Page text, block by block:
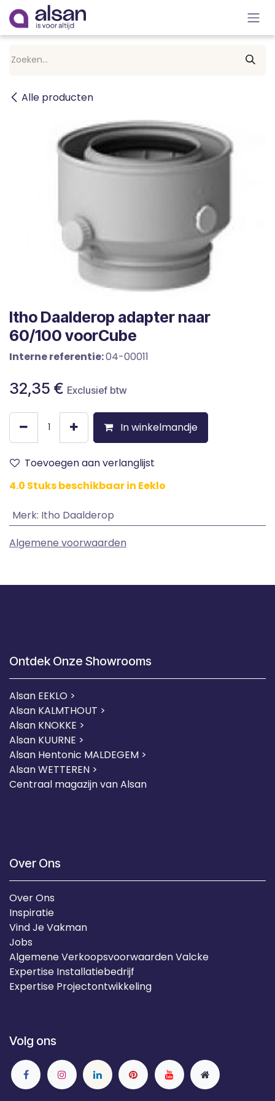
Overslaan naar inhoud
Alle producten
Itho Daalderop adapter naar
60/100 voorCube
Interne referentie:04-00011
32,35 € Exclusief btw
In winkelmandje
Toevoegen aan verlanglijst
4.0 Stuks beschikbaar in Eeklo
Merk: Itho Daalderop
Algemene voorwaarden
Ontdek Onze Showrooms
Alsan EEKLO >
Alsan KALMTHOUT >
Alsan KNOKKE >
Alsan KUURNE >
Alsan Hentonic MALDEGEM >
Alsan WETTEREN >
Centraal magazijn van Alsan
Over Ons
Over Ons
Inspiratie
Vind Je Vakman
Jobs
Algemene Verkoopsvoorwaarden Valcke
Expertise Installatiebedrijf
Expertise Projectontwikkeling
Volg ons